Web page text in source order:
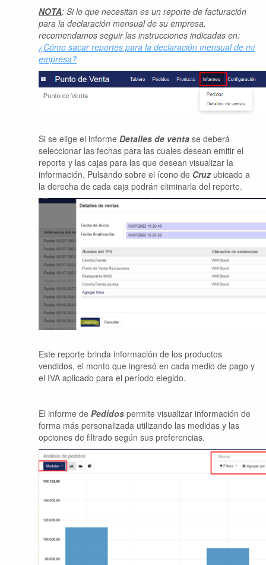
NOTA: Si lo que necesitan es un reporte de facturación
para la declaración mensual de su empresa,
recomendamos seguir las instrucciones indicadas en:
¿Cómo sacar reportes para la declaración mensual de mi
empresa?
Si se elige el informe Detalles de venta se deberá
seleccionar las fechas para las cuales desean emitir el
reporte y las cajas para las que desean visualizar la
información. Pulsando sobre el ícono de Cruzubicado a
la derecha de cada caja podrán eliminarla del reporte.
Este reporte brinda información de los productos
vendidos, el monto que ingresó en cada medio de pago y
el IVA aplicado para el período elegido.
El informe de Pedidos permite visualizar información de
forma más personalizada utilizando las medidas y las
opciones de filtrado según sus preferencias.